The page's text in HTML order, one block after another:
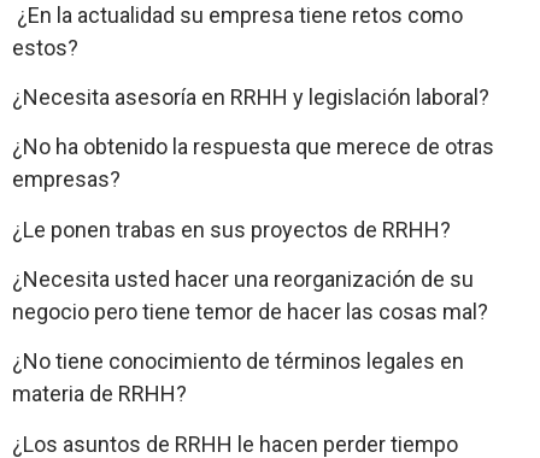
¿En la actualidad su empresa tiene retos como
estos?
¿Necesita asesoría en RRHH y legislación laboral?
¿No ha obtenido la respuesta que merece de otras
empresas?
¿Le ponen trabas en sus proyectos de RRHH?
¿Necesita usted hacer una reorganización de su
negocio pero tiene temor de hacer las cosas mal?
¿No tiene conocimiento de términos legales en
materia de RRHH?
¿Los asuntos de RRHH le hacen perder tiempo